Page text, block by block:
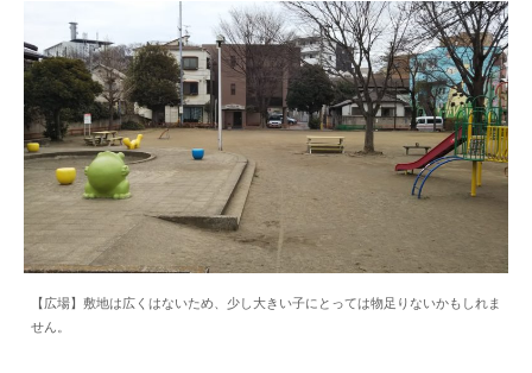
【広場】敷地は広くはないため、少し大きい子にとっては物足りないかもしれま
せん。